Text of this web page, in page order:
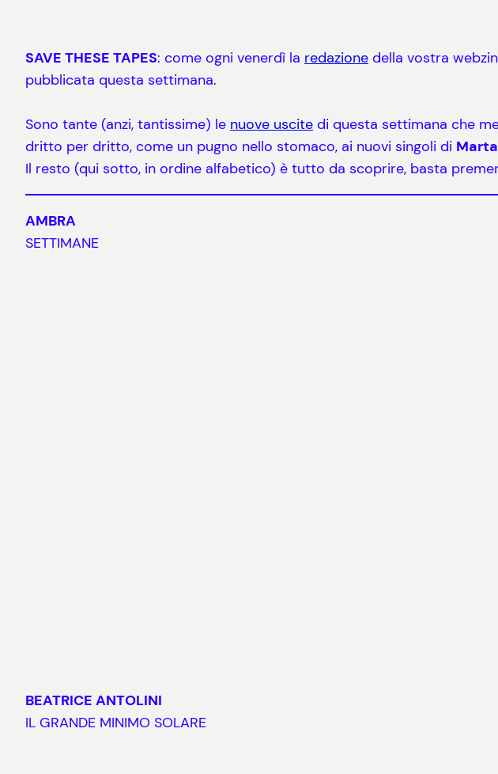
SAVE THESE TAPES: come ogni venerdì la redazione della vostra
pubblicata questa settimana.
Sono tante (anzi, tantissime) le nuove uscite di questa settimana che
dritto per dritto, come un pugno nello stomaco, ai nuovi singoli di
Il resto (qui sotto, in ordine alfabetico) è tutto da scoprire, basta
AMBRA
SETTIMANE
BEATRICE ANTOLINI
IL GRANDE MINIMO SOLARE